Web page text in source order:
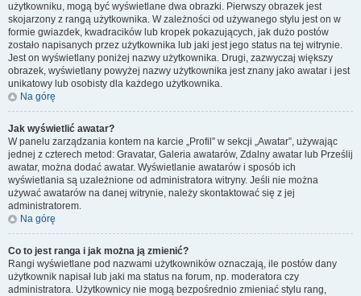
użytkowniku, mogą być wyświetlane dwa obrazki. Pierwszy obrazek jest
skojarzony z rangą użytkownika. W zależności od używanego stylu jest on w
formie gwiazdek, kwadracików lub kropek pokazujących, jak dużo postów
zostało napisanych przez użytkownika lub jaki jest jego status na tej witrynie.
Jest on wyświetlany poniżej nazwy użytkownika. Drugi, zazwyczaj większy
obrazek, wyświetlany powyżej nazwy użytkownika jest znany jako awatar i jest
unikatowy lub osobisty dla każdego użytkownika.
Na górę
Jak wyświetlić awatar?
W panelu zarządzania kontem na karcie „Profil” w sekcji „Awatar”, używając
jednej z czterech metod: Gravatar, Galeria awatarów, Zdalny awatar lub Prześlij
awatar, można dodać awatar. Wyświetlanie awatarów i sposób ich
wyświetlania są uzależnione od administratora witryny. Jeśli nie można
używać awatarów na danej witrynie, należy skontaktować się z jej
administratorem.
Na górę
Co to jest ranga i jak można ją zmienić?
Rangi wyświetlane pod nazwami użytkowników oznaczają, ile postów dany
użytkownik napisał lub jaki ma status na forum, np. moderatora czy
administratora. Użytkownicy nie mogą bezpośrednio zmieniać stylu rang,